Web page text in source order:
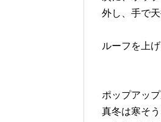
外し、手で
ルーフを上
ポップアッ
真冬は寒そ